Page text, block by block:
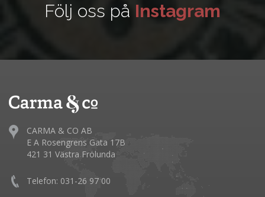
Följ oss på Instagram
CARMA & CO AB
E A Rosengrens Gata 17B
421 31 Västra Frölunda
Telefon: 031-26 97 00